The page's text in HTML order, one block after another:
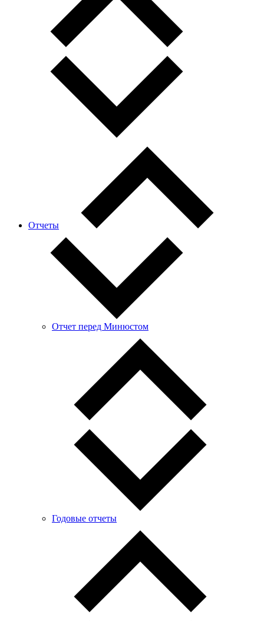
Отчеты
Отчет перед Минюстом
Годовые отчеты